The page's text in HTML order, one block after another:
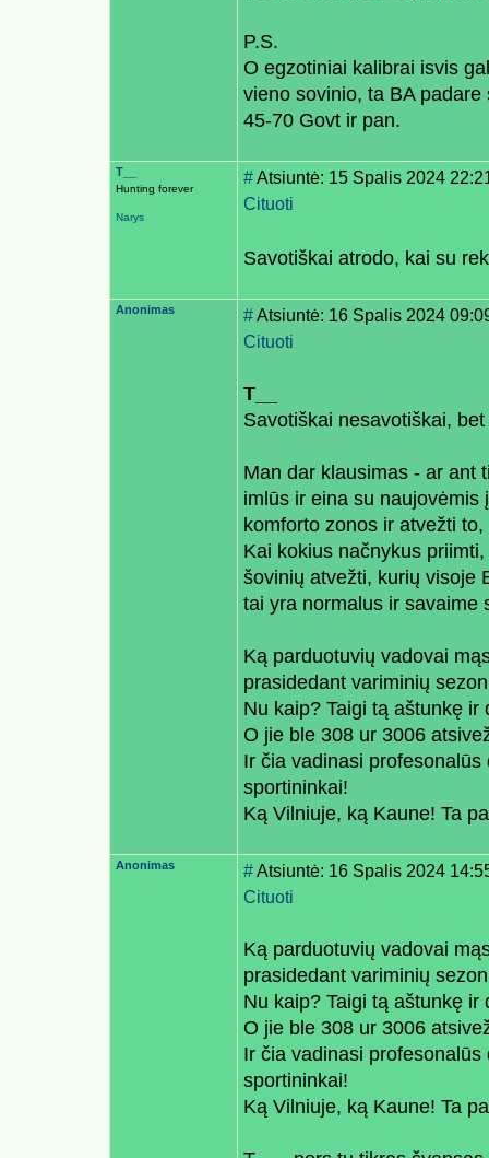
P.S.
O egzotiniai kalibrai isvis
vieno sovinio, ta BA
45-70 Govt ir pan.
T__
Hunting forever
Narys
#Atsiuntė: 15 Spalis 2024
Cituoti
Savotiškai atrodo, kai su
Anonimas #Atsiuntė: 16 Spalis 2024
Cituoti
T__
Savotiškai nesavotiškai,
Man dar klausimas - ar ant
imlūs ir eina su
komforto zonos ir atvežti
Kai kokius načnykus
šovinių atvežti, kurių visoje
tai yra normalus ir savaime
Ką parduotuvių vadovai
prasidedant variminių
Nu kaip? Taigi tą aštunkę ir
O jie ble 308 ur 3006
Ir čia vadinasi
sportininkai!
Ką Vilniuje, ką Kaune! Ta
Anonimas #Atsiuntė: 16 Spalis 2024
Cituoti
Ką parduotuvių vadovai
prasidedant variminių
Nu kaip? Taigi tą aštunkę ir
O jie ble 308 ur 3006
Ir čia vadinasi
sportininkai!
Ką Vilniuje, ką Kaune! Ta